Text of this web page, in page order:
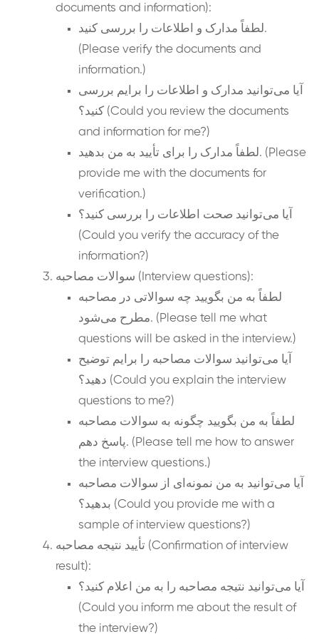
documents and information):
لطفاً مدارک و اطلاعات را بررسی کنید.
(Please verify the documents and
information.)
آیا می‌توانید مدارک و اطلاعات را برایم بررسی
کنید؟ (Could you review the documents
and information for me?)
لطفاً مدارک را برای تأیید به من بدهید. (Please
provide me with the documents for
verification.)
آیا می‌توانید صحت اطلاعات را بررسی کنید؟
(Could you verify the accuracy of the
information?)
سوالات مصاحبه (Interview questions):
لطفاً به من بگویید چه سوالاتی در مصاحبه
مطرح می‌شود. (Please tell me what
questions will be asked in the interview.)
آیا می‌توانید سوالات مصاحبه را برایم توضیح
دهید؟ (Could you explain the interview
questions to me?)
لطفاً به من بگویید چگونه به سوالات مصاحبه
پاسخ دهم. (Please tell me how to answer
the interview questions.)
آیا می‌توانید به من نمونه‌ای از سوالات مصاحبه
بدهید؟ (Could you provide me with a
sample of interview questions?)
تأیید نتیجه مصاحبه (Confirmation of interview
result):
آیا می‌توانید نتیجه مصاحبه را به من اعلام کنید؟
(Could you inform me about the result of
the interview?)